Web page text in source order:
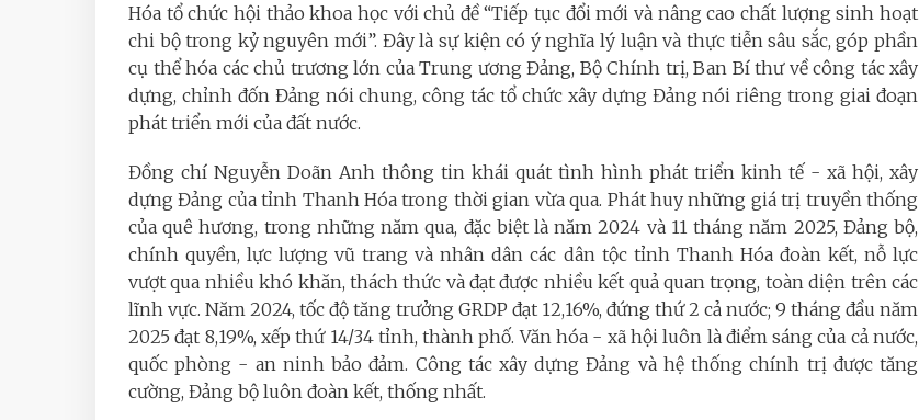
Hóa tổ chức hội thảo khoa học với chủ đề “Tiếp tục đổi mới và nâng cao chất lượng sinh hoạt
chi bộ trong kỷ nguyên mới”. Đây là sự kiện có ý nghĩa lý luận và thực tiễn sâu sắc, góp phần
cụ thể hóa các chủ trương lớn của Trung ương Đảng, Bộ Chính trị, Ban Bí thư về công tác xây
dựng, chỉnh đốn Đảng nói chung, công tác tổ chức xây dựng Đảng nói riêng trong giai đoạn
phát triển mới của đất nước.
Đồng chí Nguyễn Doãn Anh thông tin khái quát tình hình phát triển kinh tế - xã hội, xây
dựng Đảng của tỉnh Thanh Hóa trong thời gian vừa qua. Phát huy những giá trị truyền thống
của quê hương, trong những năm qua, đặc biệt là năm 2024 và 11 tháng năm 2025, Đảng bộ,
chính quyền, lực lượng vũ trang và nhân dân các dân tộc tỉnh Thanh Hóa đoàn kết, nỗ lực
vượt qua nhiều khó khăn, thách thức và đạt được nhiều kết quả quan trọng, toàn diện trên các
lĩnh vực. Năm 2024, tốc độ tăng trưởng GRDP đạt 12,16%, đứng thứ 2 cả nước; 9 tháng đầu năm
2025 đạt 8,19%, xếp thứ 14/34 tỉnh, thành phố. Văn hóa - xã hội luôn là điểm sáng của cả nước,
quốc phòng - an ninh bảo đảm. Công tác xây dựng Đảng và hệ thống chính trị được tăng
cường, Đảng bộ luôn đoàn kết, thống nhất.